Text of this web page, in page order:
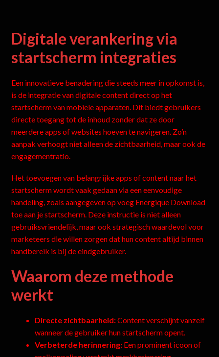
Digitale verankering via
startscherm integraties
Een innovatieve benadering die steeds meer in opkomst is,
is de integratie van digitale content direct op het
startscherm van mobiele apparaten. Dit biedt gebruikers
directe toegang tot de inhoud zonder dat ze door
meerdere apps of websites hoeven te navigeren. Zo’n
aanpak verhoogt niet alleen de zichtbaarheid, maar ook de
engagementratio.
Het toevoegen van belangrijke apps of content naar het
startscherm wordt vaak gedaan via een eenvoudige
handeling, zoals aangegeven op voeg Energique Download
toe aan je startscherm. Deze instructie is niet alleen
gebruiksvriendelijk, maar ook strategisch waardevol voor
marketeers die willen zorgen dat hun content altijd binnen
handbereik is bij de eindgebruiker.
Waarom deze methode
werkt
Directe zichtbaarheid:Content verschijnt vanzelf
wanneer de gebruiker hun startscherm opent.
Verbeterde herinnering:Een prominent icoon of